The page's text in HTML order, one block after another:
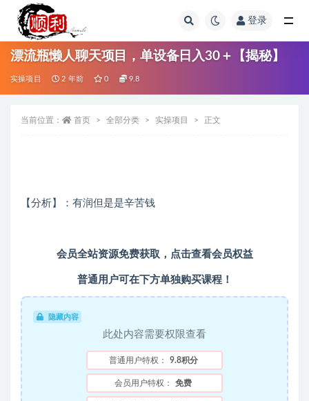
登录
漂流瓶懒人聊天项目，单设备日入30＋【揭秘】
实操项目 2 年前 0 9.8
当前位置： 首页 全部分类 实操项目 正文
【分析】：有润但是是辛苦钱
会员全站资源免费获取， 点击查看会员权益
普通用户可在下方单独购买课程！
隐藏内容
此处内容需要权限查看
普通用户特权： 9.8积分
会员用户特权： 免费
全部